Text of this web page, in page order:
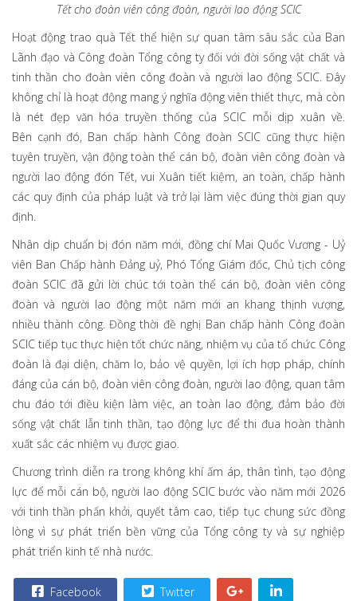
Tết cho đoàn viên công đoàn, người lao động SCIC
Hoạt động trao quà Tết thể hiện sự quan tâm sâu sắc của Ban
Lãnh đạo và Công đoàn Tổng công ty đối với đời sống vật chất và
tinh thần cho đoàn viên công đoàn và người lao động SCIC. Đây
không chỉ là hoạt động mang ý nghĩa động viên thiết thực, mà còn
là nét đẹp văn hóa truyền thống của SCIC mỗi dịp xuân về.
Bên cạnh đó, Ban chấp hành Công đoàn SCIC cũng thực hiện
tuyên truyền, vận động toàn thể cán bộ, đoàn viên công đoàn và
người lao động đón Tết, vui Xuân tiết kiệm, an toàn, chấp hành
các quy định của pháp luật và trở lại làm việc đúng thời gian quy
định.
Nhân dịp chuẩn bị đón năm mới, đồng chí Mai Quốc Vương - Uỷ
viên Ban Chấp hành Đảng uỷ, Phó Tổng Giám đốc, Chủ tịch công
đoàn SCIC đã gửi lời chúc tới toàn thể cán bộ, đoàn viên công
đoàn và người lao động một năm mới an khang thịnh vượng,
nhiều thành công. Đồng thời đề nghị Ban chấp hành Công đoàn
SCIC tiếp tục thực hiện tốt chức năng, nhiệm vụ của tổ chức Công
đoàn là đại diện, chăm lo, bảo vệ quyền, lợi ích hợp pháp, chính
đáng của cán bộ, đoàn viên công đoàn, người lao động, quan tâm
chu đáo tới điều kiện làm việc, an toàn lao động, đảm bảo đời
sống vật chất lẫn tinh thần, tạo động lực để thi đua hoàn thành
xuất sắc các nhiệm vụ được giao.
Chương trình diễn ra trong không khí ấm áp, thân tình, tạo động
lực để mỗi cán bộ, người lao động SCIC bước vào năm mới 2026
với tinh thần phấn khởi, quyết tâm cao, tiếp tục chung sức đồng
lòng vì sự phát triển bền vững của Tổng công ty và sự nghiệp
phát triển kinh tế nhà nước.
Facebook Twitter